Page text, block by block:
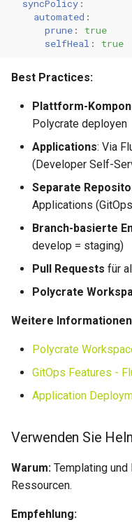
syncPolicy :
automated :
prune :
true
selfHeal : true
Best Practices:
Plattform-
Polycrate deployen
Applications: Via
(Developer Self-
Separate
Applications
Branch-basierte
develop = staging)
Pull Requests für
Polycrate
Weitere
Polycrate
GitOps Features -
Application
Verwenden Sie
Warum: Templating
Ressourcen.
Empfehlung: